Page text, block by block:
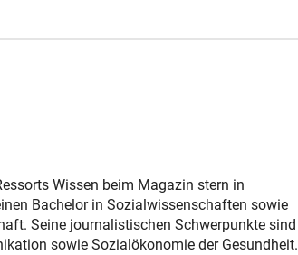
Wissen beim Magazin stern in
Bachelor in Sozialwissenschaften sowie
Seine journalistischen Schwerpunkte sind
sowie Sozialökonomie der Gesundheit.